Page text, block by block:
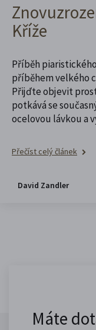
Kříže
Příběh
příběhem velkého
Přijďte objevit
potkává se
ocelovou lávkou a
Přečíst celý článek
David Zandler
Máte